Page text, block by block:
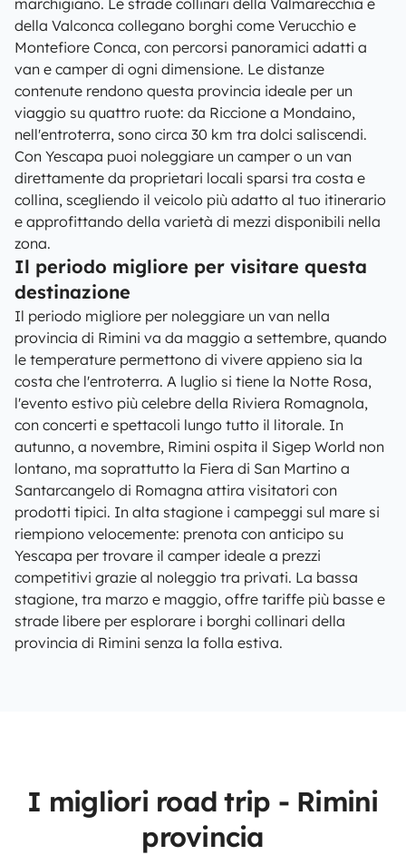
marchigiano. Le strade collinari della Valmarecchia e
della Valconca collegano borghi come Verucchio e
Montefiore Conca, con percorsi panoramici adatti a
van e camper di ogni dimensione. Le distanze
contenute rendono questa provincia ideale per un
viaggio su quattro ruote: da Riccione a Mondaino,
nell'entroterra, sono circa 30 km tra dolci saliscendi.
Con Yescapa puoi noleggiare un camper o un van
direttamente da proprietari locali sparsi tra costa e
collina, scegliendo il veicolo più adatto al tuo itinerario
e approfittando della varietà di mezzi disponibili nella
zona.
Il periodo migliore per visitare questa
destinazione
Il periodo migliore per noleggiare un van nella
provincia di Rimini va da maggio a settembre, quando
le temperature permettono di vivere appieno sia la
costa che l'entroterra. A luglio si tiene la Notte Rosa,
l'evento estivo più celebre della Riviera Romagnola,
con concerti e spettacoli lungo tutto il litorale. In
autunno, a novembre, Rimini ospita il Sigep World non
lontano, ma soprattutto la Fiera di San Martino a
Santarcangelo di Romagna attira visitatori con
prodotti tipici. In alta stagione i campeggi sul mare si
riempiono velocemente: prenota con anticipo su
Yescapa per trovare il camper ideale a prezzi
competitivi grazie al noleggio tra privati. La bassa
stagione, tra marzo e maggio, offre tariffe più basse e
strade libere per esplorare i borghi collinari della
provincia di Rimini senza la folla estiva.
I migliori road trip - Rimini
provincia